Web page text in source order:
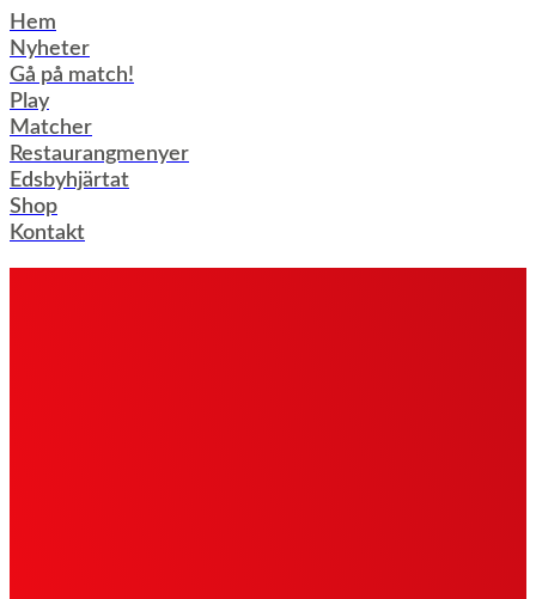
Hoppa
till
innehåll
Hem
Nyheter
Gå på match!
Play
Matcher
Restaurangmenyer
Edsbyhjärtat
Shop
Kontakt